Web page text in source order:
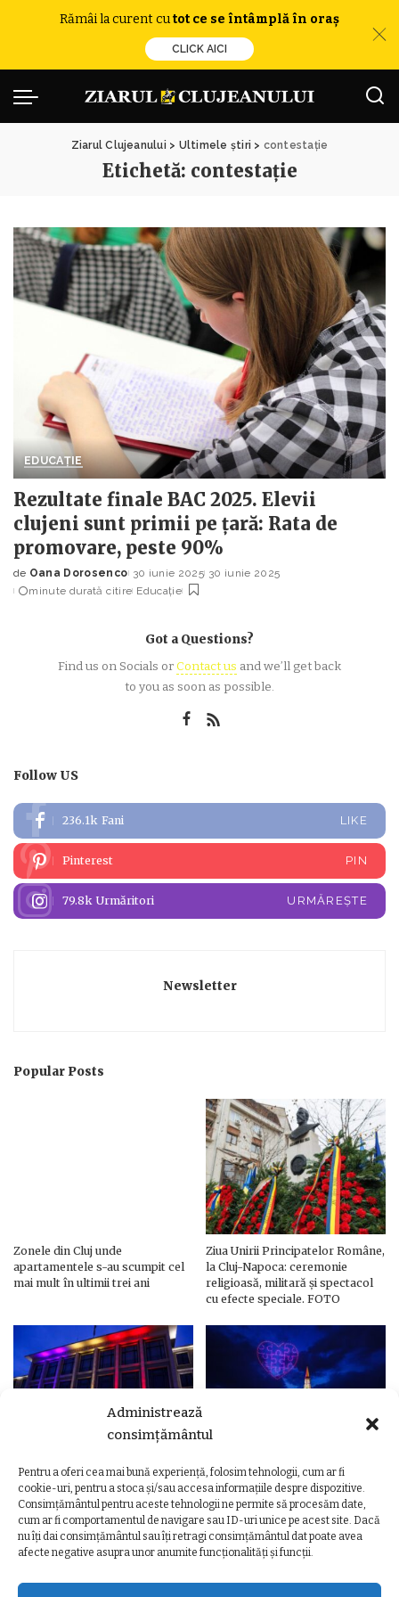
Administrează
consimțământul
Pentru a oferi cea mai bună experiență, folosim tehnologii, cum ar fi
cookie-uri, pentru a stoca și/sau accesa informațiile despre dispozitive.
Consimțământul pentru aceste tehnologii ne permite să procesăm date,
cum ar fi comportamentul de navigare sau ID-uri unice pe acest site. Dacă
nu îți dai consimțământul sau îți retragi consimțământul dat poate avea
afecte negative asupra unor anumite funcționalități și funcții.
Rămâi la curent cutot ce se întâmplă în oraș
CLICK AICI
Ziarul Clujeanului > Ultimele știri > contestație
Etichetă: contestație
EDUCAȚIE
Rezultate finale BAC 2025. Elevii
clujeni sunt primii pe țară: Rata de
promovare, peste 90%
Posted
by
de Oana Dorosenco 30 iunie 2025 30 iunie 2025
minute durată citire Educație
Got a Questions?
Find us on Socials orContact us and we’ll get back
to you as soon as possible.
Follow US
236.1k Fani LIKE
Pinterest PIN
79.8k Urmăritori URMĂREȘTE
Newsletter
Popular Posts
Zonele din Cluj unde
apartamentele s-au scumpit cel
mai mult în ultimii trei ani
Ziua Unirii Principatelor Române,
la Cluj-Napoca: ceremonie
religioasă, militară și spectacol
cu efecte speciale. FOTO
Ziua Unirii Principatelor Române
– Clădiri și poduri din Cluj,
iluminate în culorile drapelului
Ziua Unirii la Cluj-Napoca.
Programul complet al
evenimentelor